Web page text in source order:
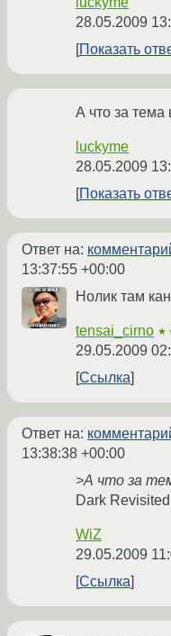
28.05.2009
Показать
А что за
luckyme
28.05.2009
Показать
Ответ на:
13:37:55 +00:00
Нолик там
tensai_cirno
29.05.2009
Ссылка
Ответ на:
13:38:38 +00:00
>А что за
Dark Revisited
WiZ
29.05.2009
Ссылка